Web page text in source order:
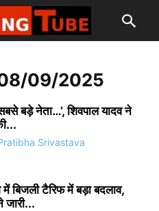
09/2025
बड़े नेता…’, शिवपाल यादव ने
Srivastava
में बिजली टैरिफ में बड़ा बदलाव,
जारी...